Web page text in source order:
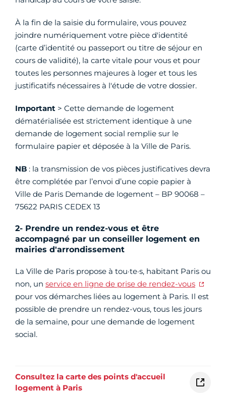
À la fin de la saisie du formulaire, vous pouvez
joindre numériquement votre pièce d'identité
(carte d’identité ou passeport ou titre de séjour en
cours de validité), la carte vitale pour vous et pour
toutes les personnes majeures à loger et tous les
justificatifs nécessaires à l'étude de votre dossier.
Important > Cette demande de logement
dématérialisée est strictement identique à une
demande de logement social remplie sur le
formulaire papier et déposée à la Ville de Paris.
NB : la transmission de vos pièces justificatives devra
être complétée par l’envoi d’une copie papier à
Ville de Paris Demande de logement – BP 90068 –
75622 PARIS CEDEX 13
2- Prendre un rendez-vous et être
accompagné par un conseiller logement en
mairies d'arrondissement
La Ville de Paris propose à tou·te·s, habitant Paris ou
non, un service en ligne de prise de rendez-vous
pour vos démarches liées au logement à Paris. Il est
possible de prendre un rendez-vous, tous les jours
de la semaine, pour une demande de logement
social.
Consultez la carte des points d'accueil
logement à Paris